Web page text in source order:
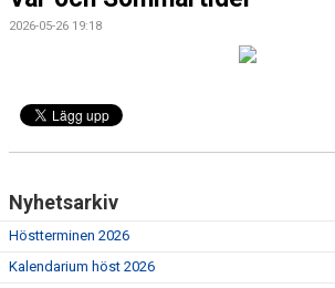
KARATE FÖR VUXNA
BILDGALLERI
REGLER OCH ETIKETT
GDPR
2026-05-26 19:18
Nyhetsarkiv
Höstterminen 2026
Kalendarium höst 2026